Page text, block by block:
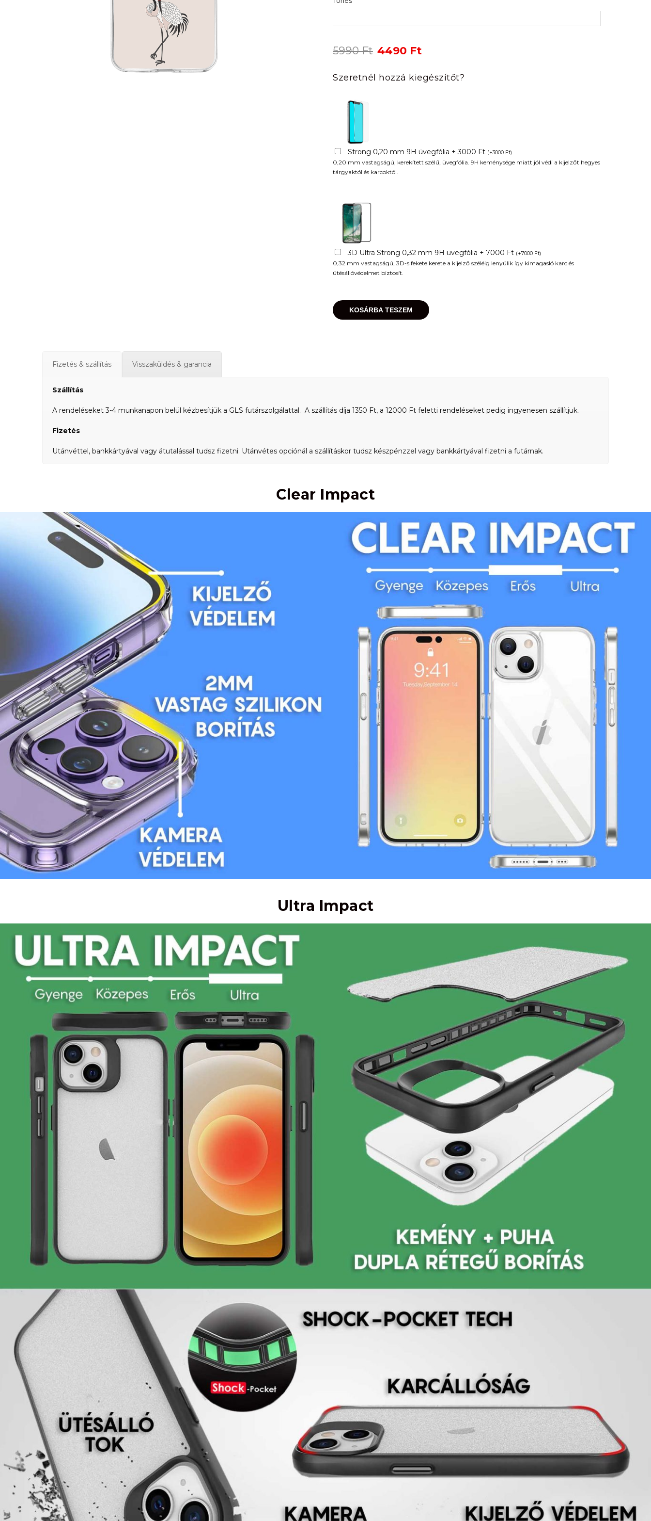
5990Ft Original
was:
5990 Ft.
4490 Ft
is:
4490 Ft.
Szeretnél hozzá kiegészítőt?
Strong 0,20 mm 9H üvegfólia + 3000 Ft (+3000 Ft)
0,20 mm vastagságú, kerekített szélű, üvegfólia. 9H keménysége miatt jól védi a kijelzőt hegyes
tárgyaktól és karcoktól.
3D Ultra Strong 0,32 mm 9H üvegfólia + 7000 Ft (+7000 Ft)
0,32 mm vastagságú, 3D-s fekete kerete a kijelző széléig lenyúlik így kimagasló karc és
ütésállóvédelmet biztosít.
KOSÁRBA TESZEM
Fizetés & szállítás Visszaküldés & garancia
Szállítás
A rendeléseket 3-4 munkanapon belül kézbesítjük a GLS futárszolgálattal. A szállítás díja 1350 Ft, a 12000 Ft feletti rendeléseket pedig ingyenesen szállítjuk.
Fizetés
Utánvéttel, bankkártyával vagy átutalással tudsz fizetni. Utánvétes opciónál a szállításkor tudsz készpénzzel vagy bankkártyával fizetni a futárnak.
Clear Impact
Ultra Impact